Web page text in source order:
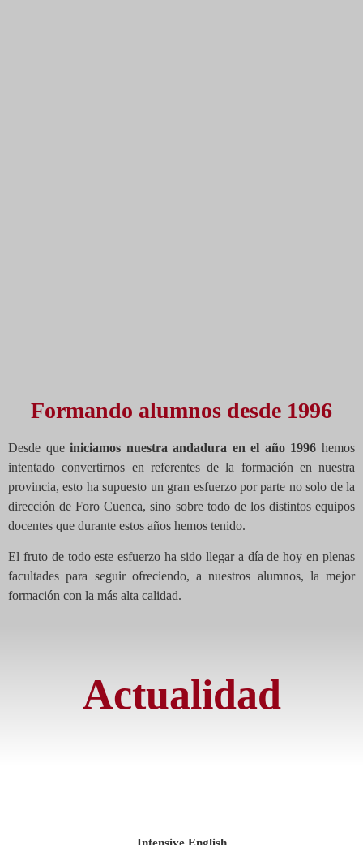
Formando alumnos desde 1996
Desde queiniciamos nuestra andadura en el año 1996 hemos
intentado convertirnos en referentes de la formación en nuestra
provincia, esto ha supuesto un gran esfuerzo por parte no solo de la
dirección de Foro Cuenca, sino sobre todo de los distintos equipos
docentes que durante estos años hemos tenido.
El fruto de todo este esfuerzo ha sido llegar a día de hoy en plenas
facultades para seguir ofreciendo, a nuestros alumnos, la mejor
formación con la más alta calidad.
Actualidad